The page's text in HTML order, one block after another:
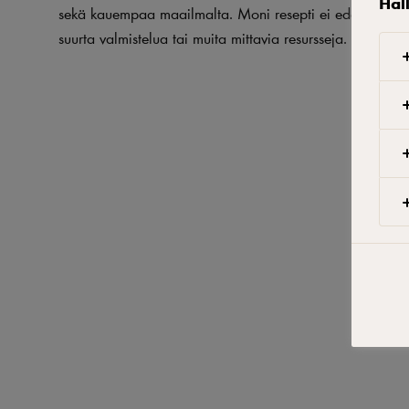
sekä kauempaa maailmalta. Moni resepti ei edellytä
suurta valmistelua tai muita mittavia resursseja.